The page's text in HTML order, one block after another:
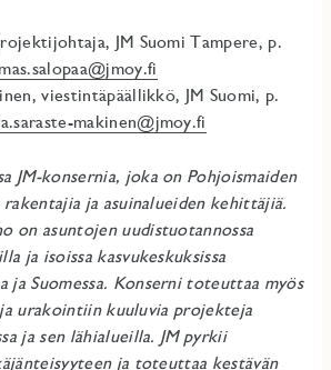
JM Suomi Tampere, p.
viestintäpäällikkö, JM Suomi, p.
makinen@jmoy.fi
JM-konsernia, joka on Pohjoismaiden
ja asuinalueiden kehittäjiä.
on asuntojen uudistuotannossa
ja isoissa kasvukeskuksissa
ja Suomessa. Konserni toteuttaa myös
urakointiin kuuluvia projekteja
ja sen lähialueilla. JM pyrkii
ja toteuttaa kestävän